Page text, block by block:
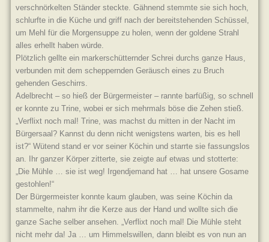
verschnörkelten Ständer steckte. Gähnend stemmte sie sich hoch,
schlurfte in die Küche und griff nach der bereitstehenden Schüssel,
um Mehl für die Morgensuppe zu holen, wenn der goldene Strahl
alles erhellt haben würde.
Plötzlich gellte ein markerschütternder Schrei durchs ganze Haus,
verbunden mit dem scheppernden Geräusch eines zu Bruch
gehenden Geschirrs.
Adelbrecht – so hieß der Bürgermeister – rannte barfüßig, so schnell
er konnte zu Trine, wobei er sich mehrmals böse die Zehen stieß.
„Verflixt noch mal! Trine, was machst du mitten in der Nacht im
Bürgersaal? Kannst du denn nicht wenigstens warten, bis es hell
ist?“ Wütend stand er vor seiner Köchin und starrte sie fassungslos
an. Ihr ganzer Körper zitterte, sie zeigte auf etwas und stotterte:
„Die Mühle … sie ist weg! Irgendjemand hat … hat unsere Gosame
gestohlen!“
Der Bürgermeister konnte kaum glauben, was seine Köchin da
stammelte, nahm ihr die Kerze aus der Hand und wollte sich die
ganze Sache selber ansehen. „Verflixt noch mal! Die Mühle steht
nicht mehr da! Ja … um Himmelswillen, dann bleibt es von nun an